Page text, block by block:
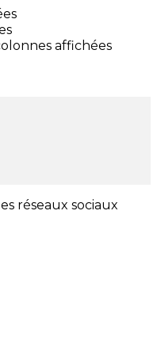
affichées
réseaux sociaux